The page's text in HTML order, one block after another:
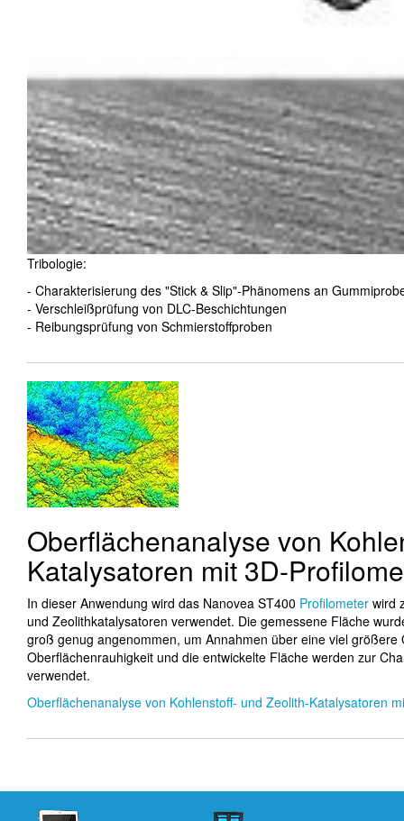
Tribologie:
- Charakterisierung des "Stick & Slip"-Phänomens an
- Verschleißprüfung von DLC-Beschichtungen
- Reibungsprüfung von Schmierstoffproben
Oberflächenanalyse von
Katalysatoren mit 3D-
In dieser Anwendung wird das Nanovea ST400 Profilometerwird
und Zeolithkatalysatoren verwendet. Die gemessene Fläche
groß genug angenommen, um Annahmen über eine viel größere
Oberflächenrauhigkeit und die entwickelte Fläche werden zur
verwendet.
Oberflächenanalyse von Kohlenstoff- und Zeolith-Katalysatoren